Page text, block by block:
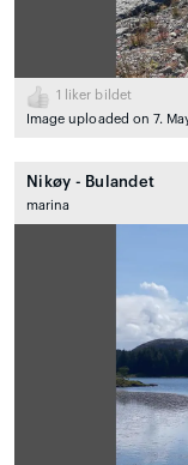
1
liker bildet
Image uploaded on 7.
Nikøy - Bulandet
marina